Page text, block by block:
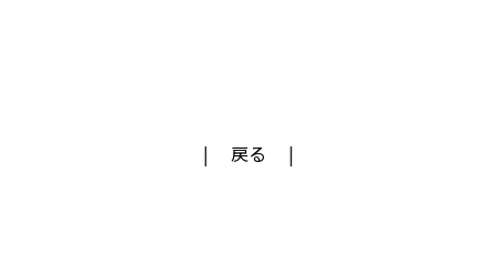
戻る